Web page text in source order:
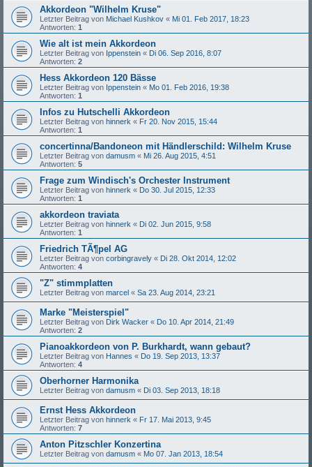
Akkordeon "Wilhelm Kruse"
Letzter Beitrag von Michael Kushkov « Mi 01. Feb 2017, 18:23
Antworten: 1
Wie alt ist mein Akkordeon
Letzter Beitrag von Ippenstein « Di 06. Sep 2016, 8:07
Antworten: 2
Hess Akkordeon 120 Bässe
Letzter Beitrag von Ippenstein « Mo 01. Feb 2016, 19:38
Antworten: 1
Infos zu Hutschelli Akkordeon
Letzter Beitrag von hinnerk « Fr 20. Nov 2015, 15:44
Antworten: 1
concertinna/Bandoneon mit Händlerschild: Wilhelm Kruse
Letzter Beitrag von damusm « Mi 26. Aug 2015, 4:51
Antworten: 5
Frage zum Windisch's Orchester Instrument
Letzter Beitrag von hinnerk « Do 30. Jul 2015, 12:33
Antworten: 1
akkordeon traviata
Letzter Beitrag von hinnerk « Di 02. Jun 2015, 9:58
Antworten: 1
Friedrich TÃ¶pel AG
Letzter Beitrag von corbingravely « Di 28. Okt 2014, 12:02
Antworten: 4
"Z" stimmplatten
Letzter Beitrag von marcel « Sa 23. Aug 2014, 23:21
Marke "Meisterspiel"
Letzter Beitrag von Dirk Wacker « Do 10. Apr 2014, 21:49
Antworten: 2
Pianoakkordeon von P. Burkhardt, wann gebaut?
Letzter Beitrag von Hannes « Do 19. Sep 2013, 13:37
Antworten: 4
Oberhorner Harmonika
Letzter Beitrag von damusm « Di 03. Sep 2013, 18:18
Ernst Hess Akkordeon
Letzter Beitrag von hinnerk « Fr 17. Mai 2013, 9:45
Antworten: 7
Anton Pitzschler Konzertina
Letzter Beitrag von damusm « Mo 07. Jan 2013, 18:54